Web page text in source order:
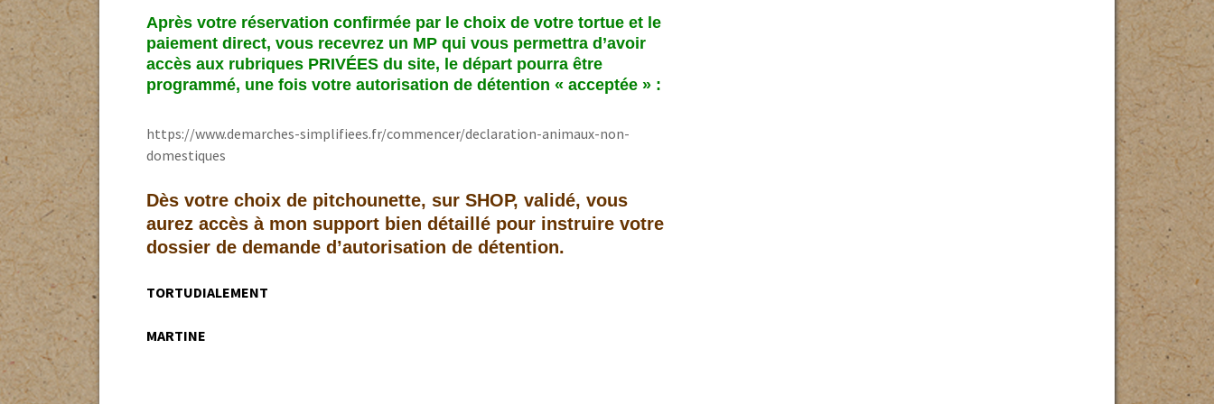
Hibernation in-nature
réveil prématuré
Sortie d’Hibernation
SANTÉ et SOINS
Fiche Sanitaire TORTURAMA
Le TIQUE attaque votre
Manucure pour tortue
La reproduction
Incubateurs/Couveuses
Accouplement
seiches ?
Après votre réservation confirmée par le choix de votre tortue et le
paiement direct, vous recevrez un MP qui vous permettra d’avoir
accès aux rubriques PRIVÉES du site, le départ pourra être
programmé, une fois votre autorisation de détention « acceptée » :
https://www.demarches-simplifiees.fr/commencer/declaration-animaux-non-
domestiques
Dès votre choix de pitchounette, sur SHOP, validé, vous
aurez accès à mon support bien détaillé pour instruire votre
dossier de demande d’autorisation de détention.
TORTUDIALEMENT
MARTINE